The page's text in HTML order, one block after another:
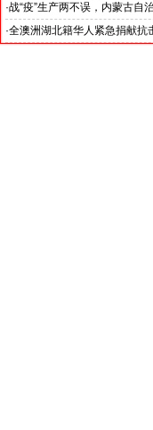
·战“疫”生产两不误，内蒙古自
·全澳洲湖北籍华人紧急捐献抗